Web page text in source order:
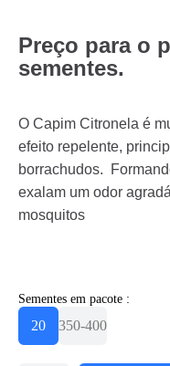
Preço para o
sementes.
O Capim Citronela é
efeito repelente,
borrachudos.
exalam um odor
mosquitos
Sementes em pacote :
20 350-400